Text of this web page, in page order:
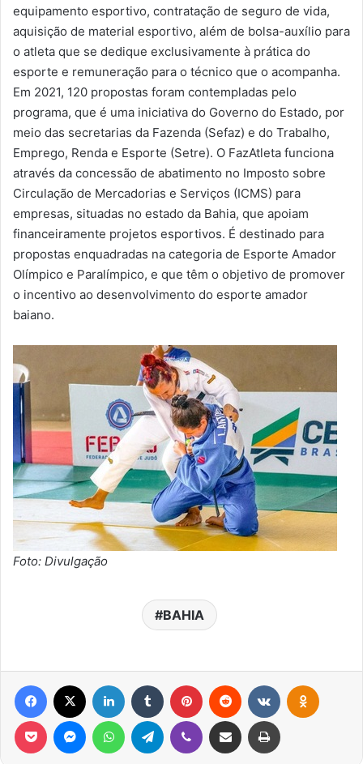
equipamento esportivo, contratação de seguro de vida,
aquisição de material esportivo, além de bolsa-auxílio para
o atleta que se dedique exclusivamente à prática do
esporte e remuneração para o técnico que o acompanha.
Em 2021, 120 propostas foram contempladas pelo
programa, que é uma iniciativa do Governo do Estado, por
meio das secretarias da Fazenda (Sefaz) e do Trabalho,
Emprego, Renda e Esporte (Setre). O FazAtleta funciona
através da concessão de abatimento no Imposto sobre
Circulação de Mercadorias e Serviços (ICMS) para
empresas, situadas no estado da Bahia, que apoiam
financeiramente projetos esportivos. É destinado para
propostas enquadradas na categoria de Esporte Amador
Olímpico e Paralímpico, e que têm o objetivo de promover
o incentivo ao desenvolvimento do esporte amador
baiano.
Foto: Divulgação
BAHIA
Facebook Linkedin Tumblr Pinterest Reddit
Pocket MessengerWhatsAppTelegram Viber Compartilhar via e-mail Imprimir